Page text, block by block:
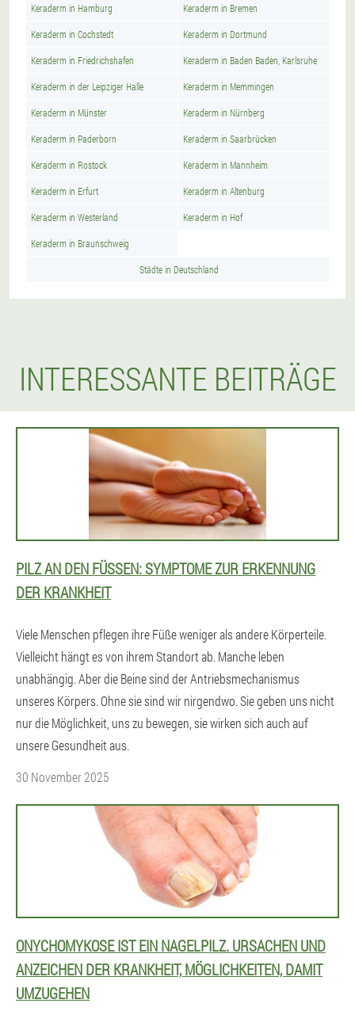
Keraderm in Hamburg Keraderm in Bremen
Keraderm in Cochstedt Keraderm in Dortmund
Keraderm in Friedrichshafen Keraderm in Baden Baden, Karlsruhe
Keraderm in der Leipziger Halle Keraderm in Memmingen
Keraderm in Münster Keraderm in Nürnberg
Keraderm in Paderborn Keraderm in Saarbrücken
Keraderm in Rostock Keraderm in Mannheim
Keraderm in Erfurt Keraderm in Altenburg
Keraderm in Westerland Keraderm in Hof
Keraderm in Braunschweig
Städte in Deutschland
INTERESSANTE BEITRÄGE
PILZ AN DEN FÜSSEN: SYMPTOME ZUR ERKENNUNG D
ER KRANKHEIT
Viele Menschen pflegen ihre Füße weniger als andere Körperteile.
Vielleicht hängt es von ihrem Standort ab. Manche leben
unabhängig. Aber die Beine sind der Antriebsmechanismus
unseres Körpers. Ohne sie sind wir nirgendwo. Sie geben uns nicht
nur die Möglichkeit, uns zu bewegen, sie wirken sich auch auf
unsere Gesundheit aus.
30 November 2025
ONYCHOMYKOSE IST EIN NAGELPILZ. URSACHEN UND
ANZEICHEN DER KRANKHEIT, MÖGLICHKEITEN, DAMIT
UMZUGEHEN